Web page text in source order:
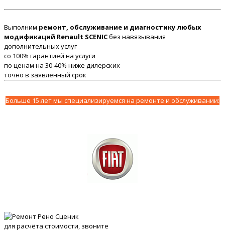
Выполним ремонт, обслуживание и диагностику любых
модификаций Renault SCENICбез навязывания
дополнительных услуг
со 100% гарантией на услуги
по ценам на 30-40% ниже дилерских
точно в заявленный срок
Больше 15 лет мы специализируемся на ремонте и обслуживании:
для расчёта стоимости, звоните